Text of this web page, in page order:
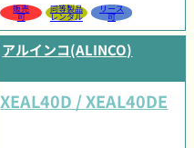
販売
可
同等製品
レンタル
リース
可
アルインコ(ALINCO)
XEAL40D / XEAL40DE